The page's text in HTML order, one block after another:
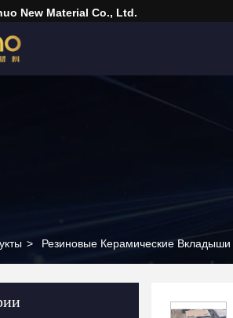
New Material Co., Ltd.
> Резиновые Керамические Вкладыши